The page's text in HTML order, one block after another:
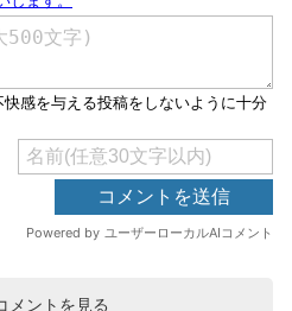
メントを見る